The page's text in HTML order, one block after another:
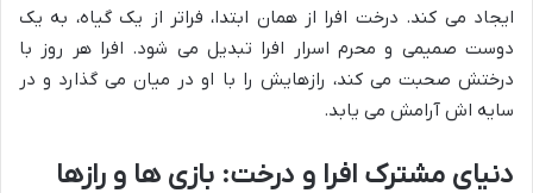
ایجاد می کند. درخت افرا از همان ابتدا، فراتر از یک گیاه، به یک
دوست صمیمی و محرم اسرار افرا تبدیل می شود. افرا هر روز با
درختش صحبت می کند، رازهایش را با او در میان می گذارد و در
سایه اش آرامش می یابد.
دنیای مشترک افرا و درخت: بازی ها و رازها